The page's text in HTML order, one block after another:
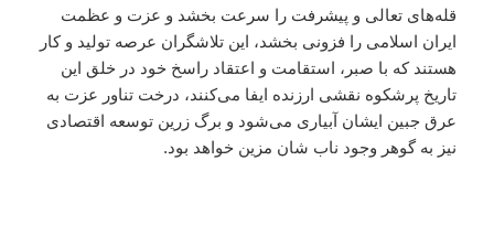
قله‌های تعالی و پیشرفت را سرعت بخشد و عزت و عظمت
ایران اسلامی را فزونی بخشد، این تلاشگران عرصه تولید و کار
هستند که با صبر، استقامت و اعتقاد راسخ خود در خلق این
تاریخ پرشکوه نقشی ارزنده ایفا می‌کنند، درخت تناور عزت به
عرق جبین ایشان آبیاری می‌شود و برگ زرین توسعه اقتصادی
نیز به گوهر وجود ناب شان مزین خواهد بود.